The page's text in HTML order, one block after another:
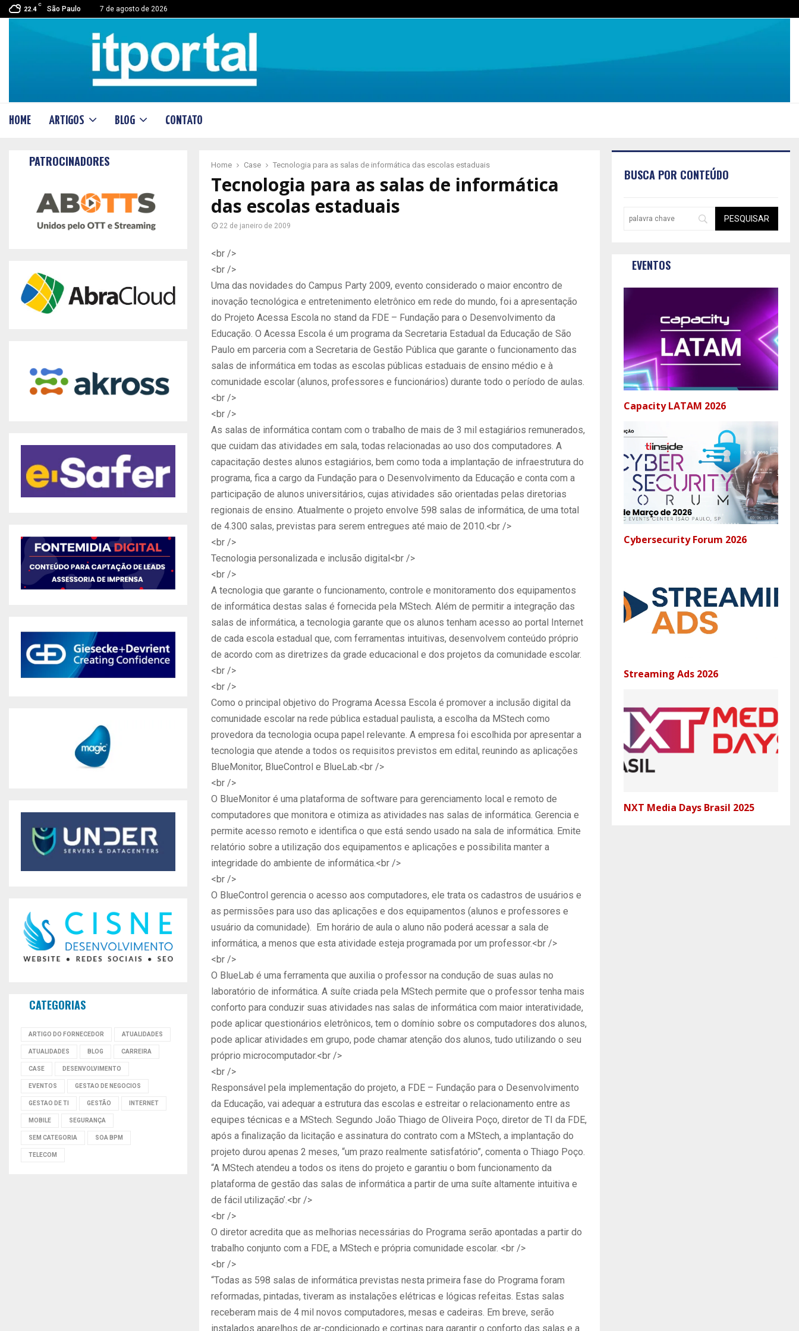
22.4
C
São Paulo 7 de agosto de 2026
HOME ARTIGOS BLOG CONTATO
Home Case Tecnologia para as salas de informática das escolas estaduais
Tecnologia para as salas de informática
das escolas estaduais
22 de janeiro de 2009
<br />
<br />
Uma das novidades do Campus Party 2009, evento considerado o maior encontro de
inovação tecnológica e entretenimento eletrônico em rede do mundo, foi a apresentação
do Projeto Acessa Escola no stand da FDE – Fundação para o Desenvolvimento da
Educação. O Acessa Escola é um programa da Secretaria Estadual da Educação de São
Paulo em parceria com a Secretaria de Gestão Pública que garante o funcionamento das
salas de informática em todas as escolas públicas estaduais de ensino médio e à
comunidade escolar (alunos, professores e funcionários) durante todo o período de aulas.
<br />
<br />
As salas de informática contam com o trabalho de mais de 3 mil estagiários remunerados,
que cuidam das atividades em sala, todas relacionadas ao uso dos computadores. A
capacitação destes alunos estagiários, bem como toda a implantação de infraestrutura do
programa, fica a cargo da Fundação para o Desenvolvimento da Educação e conta com a
participação de alunos universitários, cujas atividades são orientadas pelas diretorias
regionais de ensino. Atualmente o projeto envolve 598 salas de informática, de uma total
de 4.300 salas, previstas para serem entregues até maio de 2010.<br />
<br />
Tecnologia personalizada e inclusão digital<br />
<br />
A tecnologia que garante o funcionamento, controle e monitoramento dos equipamentos
de informática destas salas é fornecida pela MStech. Além de permitir a integração das
salas de informática, a tecnologia garante que os alunos tenham acesso ao portal Internet
de cada escola estadual que, com ferramentas intuitivas, desenvolvem conteúdo próprio
de acordo com as diretrizes da grade educacional e dos projetos da comunidade escolar.
<br />
<br />
Como o principal objetivo do Programa Acessa Escola é promover a inclusão digital da
comunidade escolar na rede pública estadual paulista, a escolha da MStech como
provedora da tecnologia ocupa papel relevante. A empresa foi escolhida por apresentar a
tecnologia que atende a todos os requisitos previstos em edital, reunindo as aplicações
BlueMonitor, BlueControl e BlueLab.<br />
<br />
O BlueMonitor é uma plataforma de software para gerenciamento local e remoto de
computadores que monitora e otimiza as atividades nas salas de informática. Gerencia e
permite acesso remoto e identifica o que está sendo usado na sala de informática. Emite
relatório sobre a utilização dos equipamentos e aplicações e possibilita manter a
integridade do ambiente de informática.<br />
<br />
O BlueControl gerencia o acesso aos computadores, ele trata os cadastros de usuários e
as permissões para uso das aplicações e dos equipamentos (alunos e professores e
usuário da comunidade). Em horário de aula o aluno não poderá acessar a sala de
informática, a menos que esta atividade esteja programada por um professor.<br />
<br />
O BlueLab é uma ferramenta que auxilia o professor na condução de suas aulas no
laboratório de informática. A suíte criada pela MStech permite que o professor tenha mais
conforto para conduzir suas atividades nas salas de informática com maior interatividade,
pode aplicar questionários eletrônicos, tem o domínio sobre os computadores dos alunos,
pode aplicar atividades em grupo, pode chamar atenção dos alunos, tudo utilizando o seu
próprio microcomputador.<br />
<br />
Responsável pela implementação do projeto, a FDE – Fundação para o Desenvolvimento
da Educação, vai adequar a estrutura das escolas e estreitar o relacionamento entre as
equipes técnicas e a MStech. Segundo João Thiago de Oliveira Poço, diretor de TI da FDE,
após a finalização da licitação e assinatura do contrato com a MStech, a implantação do
projeto durou apenas 2 meses, “um prazo realmente satisfatório”, comenta o Thiago Poço.
“A MStech atendeu a todos os itens do projeto e garantiu o bom funcionamento da
plataforma de gestão das salas de informática a partir de uma suíte altamente intuitiva e
de fácil utilização’.<br />
<br />
O diretor acredita que as melhorias necessárias do Programa serão apontadas a partir do
trabalho conjunto com a FDE, a MStech e própria comunidade escolar. <br />
<br />
“Todas as 598 salas de informática previstas nesta primeira fase do Programa foram
reformadas, pintadas, tiveram as instalações elétricas e lógicas refeitas. Estas salas
receberam mais de 4 mil novos computadores, mesas e cadeiras. Em breve, serão
instalados aparelhos de ar-condicionado e cortinas para garantir o conforto das salas e a
PATROCINADORES
CATEGORIAS
ARTIGO DO FORNECEDOR ATUALIDADES
ATUALIDADES BLOG CARREIRA
CASE DESENVOLVIMENTO
EVENTOS GESTAO DE NEGOCIOS
GESTAO DE TI GESTÃO INTERNET
MOBILE SEGURANÇA
SEM CATEGORIA SOA BPM
TELECOM
BUSCA POR CONTEÚDO
EVENTOS
Capacity LATAM 2026
Cybersecurity Forum 2026
Streaming Ads 2026
NXT Media Days Brasil 2025